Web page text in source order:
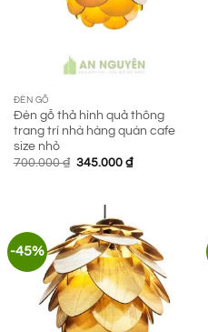
ĐÈN GỖ
Đèn gỗ thả hình quả thông
trang trí nhà hàng quán cafe
size nhỏ
700.000₫ Giá
345.000 ₫Giá
-45%